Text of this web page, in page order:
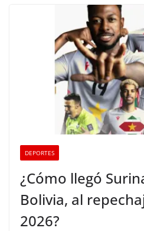
DEPORTES
¿Cómo llegó
Bolivia, al
2026?